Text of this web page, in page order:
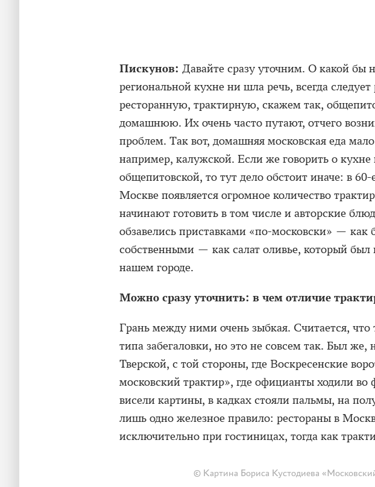
Пискунов: Давайте сразу уточним. О какой бы
региональной кухне ни шла речь, всегда следует
ресторанную, трактирную, скажем так,
домашнюю. Их очень часто путают, отчего
проблем. Так вот, домашняя московская еда
например, калужской. Если же говорить о
общепитовской, то тут дело обстоит иначе: в
Москве появляется огромное количество
начинают готовить в том числе и авторские
обзавелись приставками «по-московски» —
собственными — как салат оливье, который
нашем городе.
Можно сразу уточнить: в чем отличие
Грань между ними очень зыбкая. Считается,
типа забегаловки, но это не совсем так. Был
Тверской, с той стороны, где Воскресенские
московский трактир», где официанты ходили во
висели картины, в кадках стояли пальмы, на
лишь одно железное правило: рестораны в
исключительно при гостиницах, тогда как
© Картина Бориса Кустодиева